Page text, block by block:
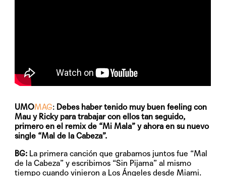
UMOMAG: Debes haber tenido muy buen feeling con
Mau y Ricky para trabajar con ellos tan seguido,
primero en el remix de “Mi Mala” y ahora en su nuevo
single “Mal de la Cabeza”.
BG: La primera canción que grabamos juntos fue “Mal
de la Cabeza” y escribimos “Sin Pijama” al mismo
tiempo cuando vinieron a Los Ángeles desde Miami.